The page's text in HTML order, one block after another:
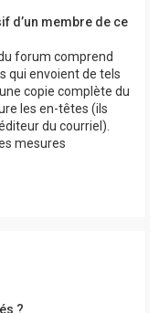
d’un membre de ce
forum comprend
qui envoient de tels
copie complète du
les en-têtes (ils
du courriel).
mesures
?